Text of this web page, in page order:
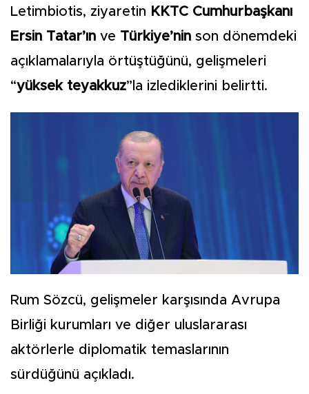
Letimbiotis, ziyaretin KKTC Cumhurbaşkanı
Ersin Tatar’ın ve Türkiye’nin son dönemdeki
açıklamalarıyla örtüştüğünü, gelişmeleri
“yüksek teyakkuz”la izlediklerini belirtti.
Rum Sözcü, gelişmeler karşısında Avrupa
Birliği kurumları ve diğer uluslararası
aktörlerle diplomatik temaslarının
sürdüğünü açıkladı.